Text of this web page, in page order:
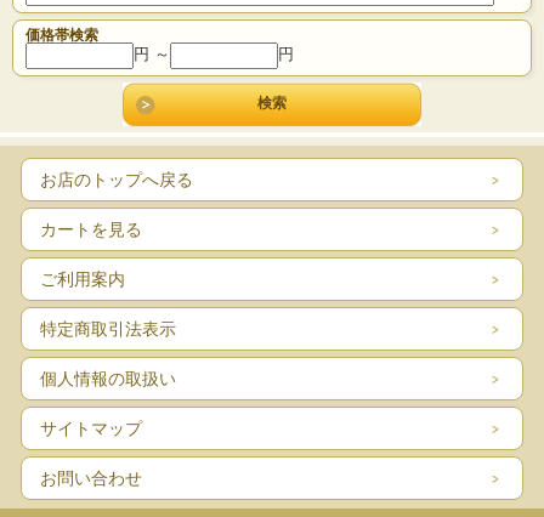
価格帯検索
円 ～ 円
お店のトップへ戻る
カートを見る
ご利用案内
特定商取引法表示
個人情報の取扱い
サイトマップ
お問い合わせ